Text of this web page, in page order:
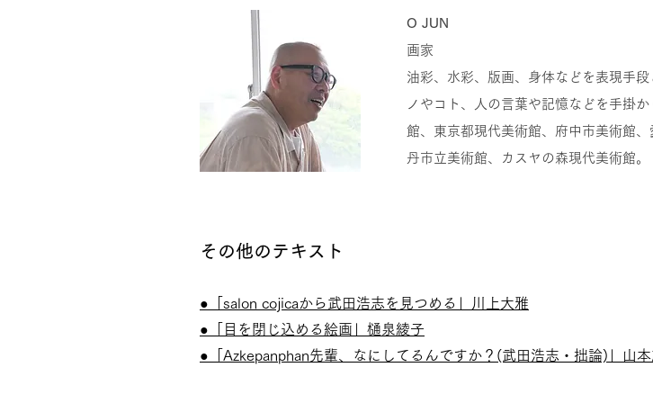
O JUN
画家
油彩、水彩、版画、身体などを表現手
ノやコト、人の言葉や記憶などを手掛
館、東京都現代美術館、府中市美術館
丹市立美術館、カスヤの森現代美術館。
その他のテキスト
●「salon cojicaから武田浩志を見つめる」川上大雅
●「目を閉じ込める絵画」樋泉綾子
●「Azkepanphan先輩、なにしてるんですか？(武田浩志・拙論)」山